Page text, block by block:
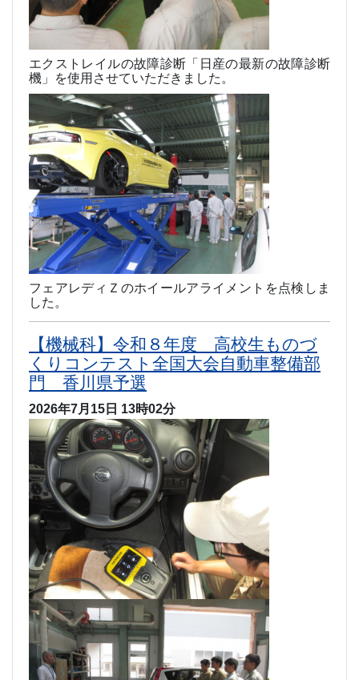
エクストレイルの故障診断「日産の最新の故障診断
機」を使用させていただきました。
フェアレディＺのホイールアライメントを点検しま
した。
【機械科】令和８年度 高校生ものづ
くりコンテスト全国大会自動車整備部
門 香川県予選
2026年7月15日 13時02分